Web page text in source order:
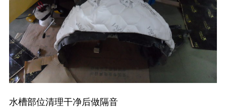
水槽部位清理干净后做隔音